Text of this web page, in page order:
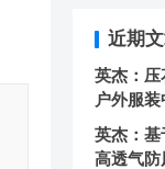
近期
英杰：压
户外服
英杰：基
高透气防